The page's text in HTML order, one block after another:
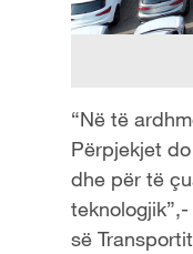
“Në të
Përpjekjet
dhe për të
së